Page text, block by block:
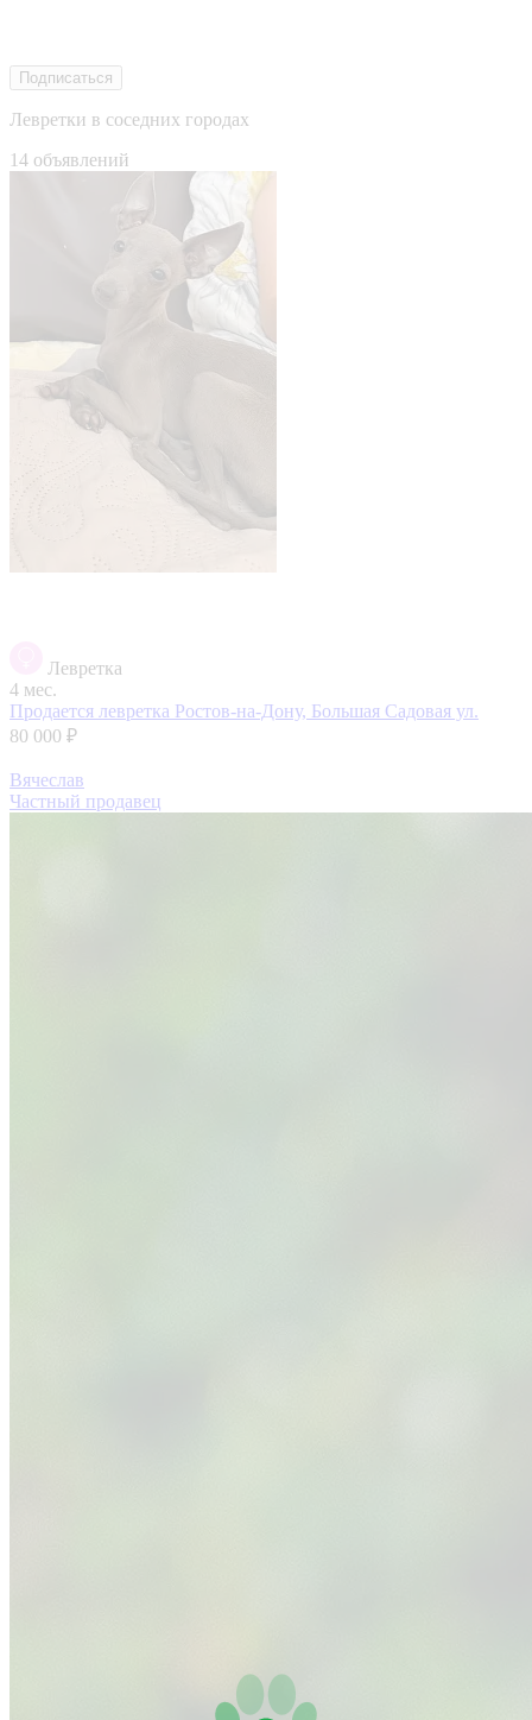
Подписаться
Левретки в соседних городах
14 объявлений
Левретка
4 мес.
Продается левретка Ростов-на-Дону, Большая Садовая ул.
80 000 ₽
Вячеслав
Частный продавец